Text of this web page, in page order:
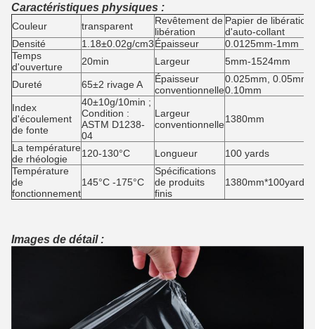
Caractéristiques physiques :
Couleur transparent
Revêtement de
libération
Papier de libération
d'auto-collant
Densité
1.18±0.02g/cm3Épaisseur
0.0125mm-1mm
Temps
d'ouverture
20min Largeur 5mm-1524mm
Dureté 65±2 rivage A
Épaisseur
conventionnelle
0.025mm, 0.05mm,
0.10mm
Index
d'écoulement
de fonte
40±10g/10min ;
Condition :
ASTM D1238-
04
Largeur
conventionnelle1380mm
La température
de rhéologie
120-130°C Longueur
100 yards
Température
de
fonctionnement
145°C -175°C
Spécifications
de produits
finis
1380mm*100yards/
Images de détail :